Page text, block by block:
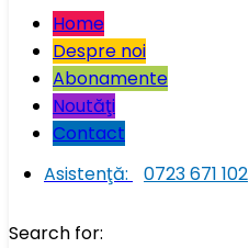
Home
Despre noi
Abonamente
Noutăţi
Contact
Asistenţă:
0723 671 102
Search for: